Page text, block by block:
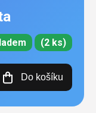
(2 ks)
Do košíku